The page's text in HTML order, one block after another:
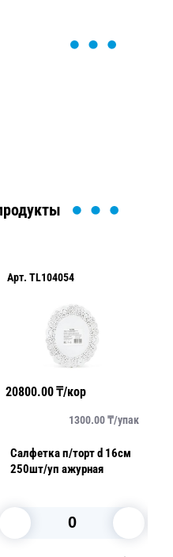
Арт. TL104054
20800.00₸/кор
1300.00₸/упак
Салфетка п/торт d 16см
250шт/уп ажурная